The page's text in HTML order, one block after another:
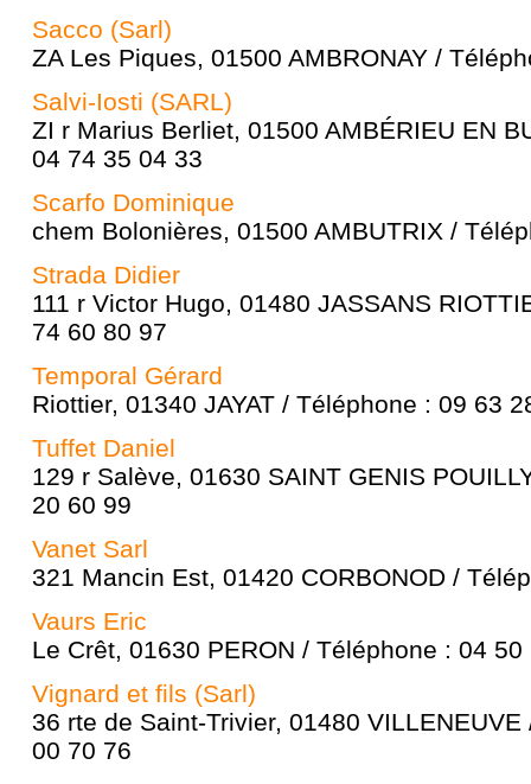
Sacco (Sarl)
ZA Les Piques, 01500 AMBRONAY /
Salvi-Iosti (SARL)
ZI r Marius Berliet, 01500 AMBÉRIEU EN
04 74 35 04 33
Scarfo Dominique
chem Bolonières, 01500 AMBUTRIX /
Strada Didier
111 r Victor Hugo, 01480 JASSANS
74 60 80 97
Temporal Gérard
Riottier, 01340 JAYAT / Téléphone : 09 63
Tuffet Daniel
129 r Salève, 01630 SAINT GENIS
20 60 99
Vanet Sarl
321 Mancin Est, 01420 CORBONOD /
Vaurs Eric
Le Crêt, 01630 PERON / Téléphone : 04 50
Vignard et fils (Sarl)
36 rte de Saint-Trivier, 01480
00 70 76